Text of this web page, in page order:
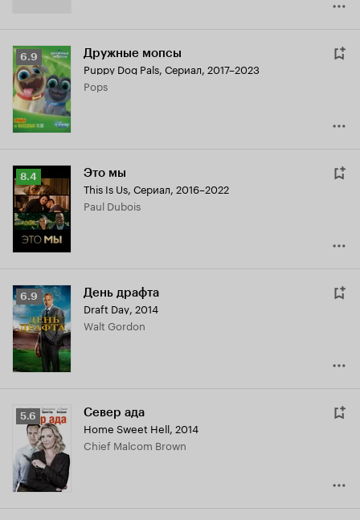
Рейтинг
Кинопоиска
6.9
6.9 Дружные мопсы
Puppy Dog Pals, Сериал, 2017–2023
Pops
Рейтинг
Кинопоиска
8.4
8.4 Это мы
This Is Us, Сериал, 2016–2022
Paul Dubois
Рейтинг
Кинопоиска
6.9
6.9 День драфта
Draft Day, 2014
Walt Gordon
Рейтинг
Кинопоиска
5.6
5.6 Север ада
Home Sweet Hell, 2014
Chief Malcom Brown